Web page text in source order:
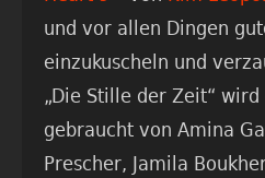
und vor allen Dingen
einzukuscheln und
„Die Stille der Zeit“
gebraucht von Amina
Prescher, Jamila